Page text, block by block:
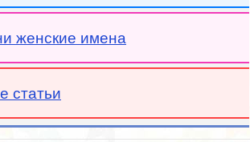
женские имена
статьи